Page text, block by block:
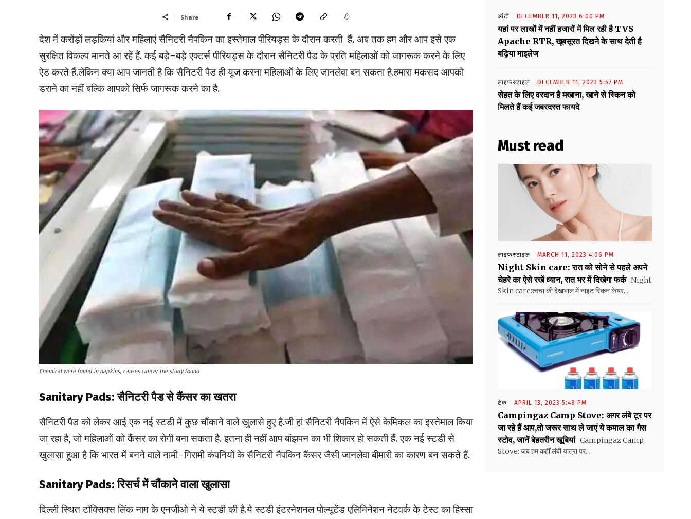
Share
देश में करोंड़ों लड़कियां और महिलाएं सैनिटरी नैपकिन का इस्तेमाल पीरियड्स के दौरान करती हैं. अब तक हम और आप इसे एक
सुरक्षित विकल्प मानते आ रहें हैं. कई बड़े-बड़े एक्टर्स पीरियड्स के दौरान सैनिटरी पैड के प्रति महिलाओं को जागरूक करने के लिए
ऐड करते हैं.लेकिन क्या आप जानती है कि सैनिटरी पैड ही यूज करना महिलाओं के लिए जानलेवा बन सकता है.हमारा मकसद आपको
डराने का नहीं बल्कि आपको सिर्फ जागरूक करने का है.
Chemical were found in napkins, causes cancer the study found
Sanitary Pads: सैनिटरी पैड से कैंसर का खतरा
सैनिटरी पैड को लेकर आई एक नई स्टडी में कुछ चौंकाने वाले खुलासे हुए है.जी हां सैनिटरी नैपकिन में ऐसे केमिकल का इस्तेमाल किया
जा रहा है, जो महिलाओं को कैंसर का रोगी बना सकता है. इतना ही नहीं आप बांझपन का भी शिकार हो सकती हैं. एक नई स्टडी से
खुलासा हुआ है कि भारत में बनने वाले नामी-गिरामी कंपनियों के सैनिटरी नैपकिन कैंसर जैसी जानलेवा बीमारी का कारण बन सकते हैं.
Sanitary Pads: रिसर्च में चौंकाने वाला खुलासा
दिल्ली स्थित टॉक्सिक्स लिंक नाम के एनजीओ ने ये स्टडी की है.ये स्टडी इंटरनेशनल पोल्यूटेंड एलिमिनेशन नेटवर्क के टेस्ट का हिस्सा
ऑटो DECEMBER 11, 2023 6:00 PM
यहां पर लाखों में नहीं हजारों में मिल रही है TVS
Apache RTR, खूबसूरत दिखने के साथ देती है
बढ़िया माइलेज
लाइफस्टाइल DECEMBER 11, 2023 5:57 PM
सेहत के लिए वरदान है मखाना, खाने से स्किन को
मिलते हैं कई जबरदस्त फायदे
Must read
लाइफस्टाइल MARCH 11, 2023 4:06 PM
Night Skin care: रात को सोने से पहले अपने
चेहरे का ऐसे रखें ध्यान, रात भर में दिखेगा फर्क Night
Skin care:त्वचा की देखभाल में नाइट स्किन केयर...
टेक APRIL 13, 2023 5:48 PM
Campingaz Camp Stove: अगर लंबे टूर पर
जा रहे हैं आप,तो जरूर साथ ले जाएं ये कमाल का गैस
स्टोव, जानें बेहतरीन खूबियां Campingaz Camp
Stove: जब हम कहीं लंबी यात्रा पर...